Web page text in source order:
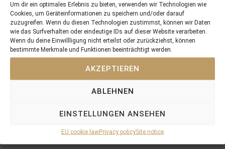
Um dir ein optimales Erlebnis zu bieten, verwenden wir Technologien wie
Cookies, um Geräteinformationen zu speichern und/oder darauf
zuzugreifen. Wenn du diesen Technologien zustimmst, können wir Daten
wie das Surfverhalten oder eindeutige IDs auf dieser Website verarbeiten.
Wenn du deine Einwillligung nicht erteilst oder zurückziehst, können
bestimmte Merkmale und Funktionen beeinträchtigt werden.
AKZEPTIEREN
ABLEHNEN
EINSTELLUNGEN ANSEHEN
EU cookie lawPrivacy policySite notice